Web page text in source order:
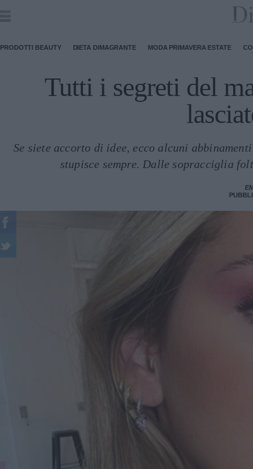
PRODOTTI BEAUTY DIETA DIMAGRANTE MODA PRIMAVERA ESTATE
Tutti i segreti del
Se siete accorto di idee, ecco alcuni
stupisce sempre. Dalle sopracciglia